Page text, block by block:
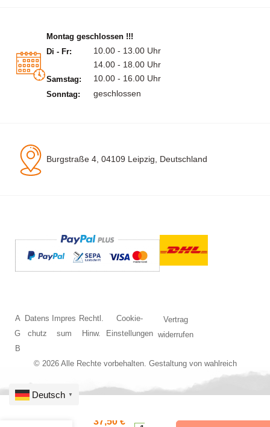
Montag geschlossen !!!
Di - Fr:
10.00 - 13.00 Uhr
14.00 - 18.00 Uhr
Samstag: 10.00 - 16.00 Uhr
Sonntag: geschlossen
Burgstraße 4, 04109 Leipzig, Deutschland
© 2026 Alle Rechte vorbehalten. Gestaltung von wahlreich
A
G
B
Datens
chutz
Impres
sum
Rechtl.
Hinw.
Cookie-
Einstellungen
Vertrag
widerrufen
37,50 €
Deutsch ▼